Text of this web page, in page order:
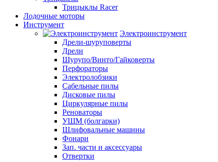
Трицыклы Racer
Лодочные моторы
Инструмент
Электроинструмент
Дрели-шуруповерты
Дрели
Шурупо/Винто/Гайковерты
Перфораторы
Электролобзики
Сабельные пилы
Дисковые пилы
Циркулярные пилы
Реноваторы
УШМ (болгарки)
Шлифовальные машины
Фонари
Зап. части и аксессуары
Отвертки